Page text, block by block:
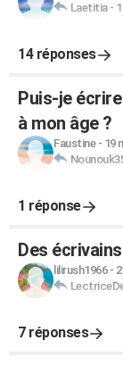
Laetitia-
14 réponses
Puis-je
à mon âge ?
Faustine- 19
1 réponse
Des
lilirush1966-
7 réponses